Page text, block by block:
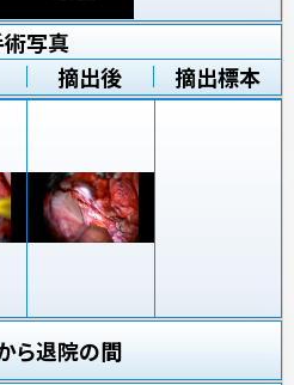
写真
摘出後 摘出標本
ら退院の間